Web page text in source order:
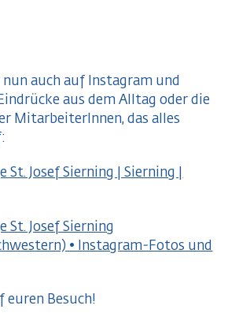
nun auch auf Instagram und
aus dem Alltag oder die
MitarbeiterInnen, das alles
Josef Sierning | Sierning |
St. Josef Sierning
• Instagram-Fotos und
euren Besuch!